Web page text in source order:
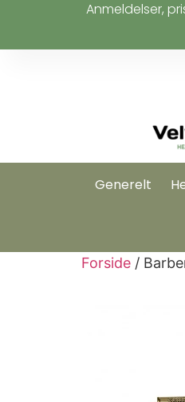
Anmeldelser,
Generelt
Forside /